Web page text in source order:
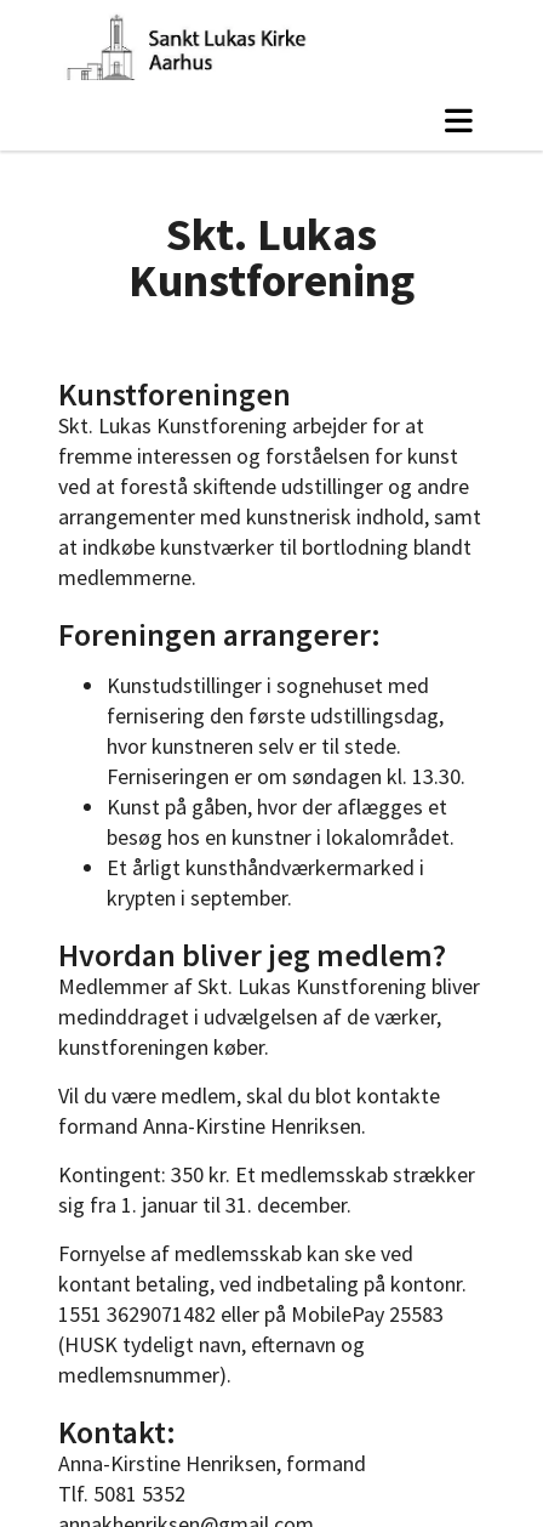
Skt. Lukas
Kunstforening
Kunstforeningen
Skt. Lukas Kunstforening arbejder for at
fremme interessen og forståelsen for kunst
ved at forestå skiftende udstillinger og andre
arrangementer med kunstnerisk indhold, samt
at indkøbe kunstværker til bortlodning blandt
medlemmerne.
Foreningen arrangerer:
Kunstudstillinger i sognehuset med
fernisering den første udstillingsdag,
hvor kunstneren selv er til stede.
Ferniseringen er om søndagen kl. 13.30.
Kunst på gåben, hvor der aflægges et
besøg hos en kunstner i lokalområdet.
Et årligt kunsthåndværkermarked i
krypten i september.
Hvordan bliver jeg medlem?
Medlemmer af Skt. Lukas Kunstforening bliver
medinddraget i udvælgelsen af de værker,
kunstforeningen køber.
Vil du være medlem, skal du blot kontakte
formand Anna-Kirstine Henriksen.
Kontingent: 350 kr. Et medlemsskab strækker
sig fra 1. januar til 31. december.
Fornyelse af medlemsskab kan ske ved
kontant betaling, ved indbetaling på kontonr.
1551 3629071482 eller på MobilePay 25583
(HUSK tydeligt navn, efternavn og
medlemsnummer).
Kontakt:
Anna-Kirstine Henriksen, formand
Tlf. 5081 5352